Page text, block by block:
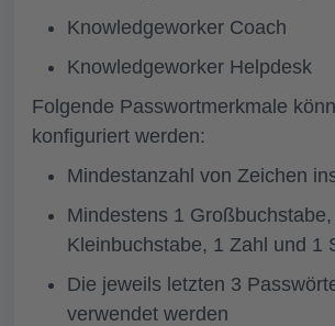
Knowledgeworker Coach
Knowledgeworker Helpdesk
Folgende Passwortmerkmale
konfiguriert werden:
Mindestanzahl von Zeichen
Mindestens 1 Großbuchstabe,
Kleinbuchstabe, 1 Zahl und 1
Die jeweils letzten 3
verwendet werden